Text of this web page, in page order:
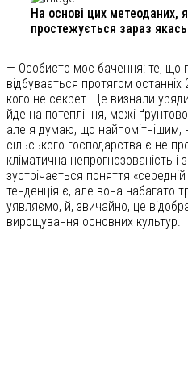
На основі цих метеоданих,
простежується зараз
— Особисто моє бачення: те, що
відбувається протягом останніх
кого не секрет. Це визнали уряди,
йде на потепління, межі
але я думаю, що
сільського господарства є не
кліматична непрогнозованість і
зустрічається поняття
тенденція є, але вона набагато
уявляємо, й, звичайно, це
вирощування основних культур.